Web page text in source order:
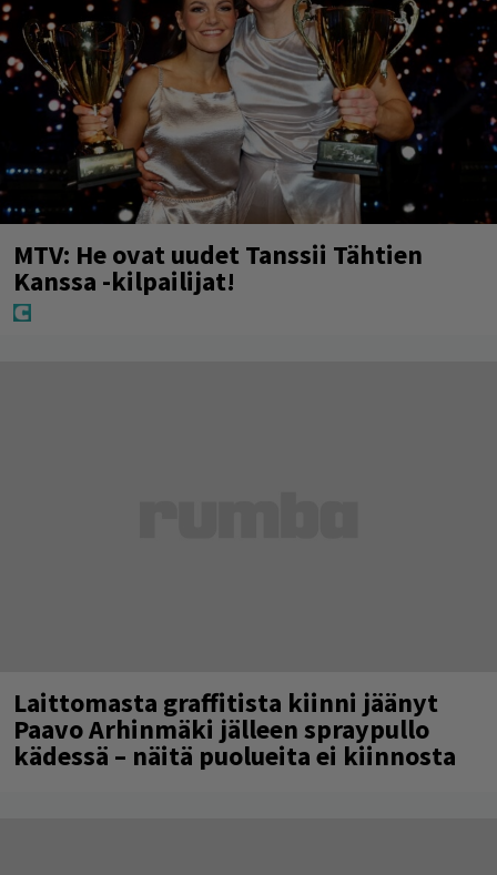
MTV: He ovat uudet Tanssii Tähtien
Kanssa -kilpailijat!
Laittomasta graffitista kiinni jäänyt
Paavo Arhinmäki jälleen spraypullo
kädessä – näitä puolueita ei kiinnosta